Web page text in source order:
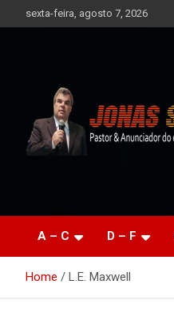
to
sexta-feira, agosto 7, 2026
Palavra
A – C D – F
Home L.E. Maxwell